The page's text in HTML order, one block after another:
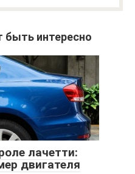
интересно
лачетти:
двигателя